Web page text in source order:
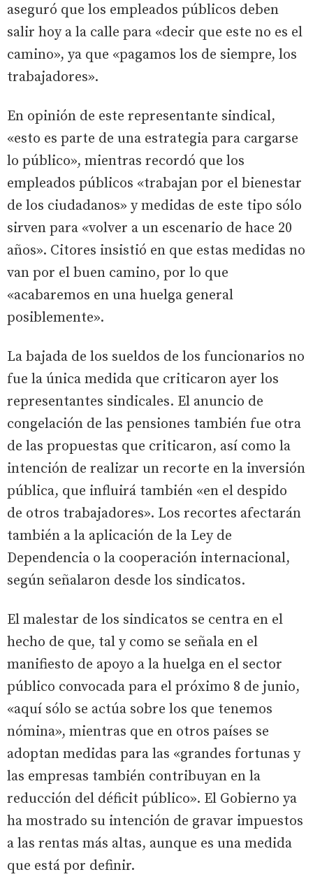
aseguró que los empleados públicos deben
salir hoy a la calle para «decir que este no es el
camino», ya que «pagamos los de siempre, los
trabajadores».
En opinión de este representante sindical,
«esto es parte de una estrategia para cargarse
lo público», mientras recordó que los
empleados públicos «trabajan por el bienestar
de los ciudadanos» y medidas de este tipo sólo
sirven para «volver a un escenario de hace 20
años». Citores insistió en que estas medidas no
van por el buen camino, por lo que
«acabaremos en una huelga general
posiblemente».
La bajada de los sueldos de los funcionarios no
fue la única medida que criticaron ayer los
representantes sindicales. El anuncio de
congelación de las pensiones también fue otra
de las propuestas que criticaron, así como la
intención de realizar un recorte en la inversión
pública, que influirá también «en el despido
de otros trabajadores». Los recortes afectarán
también a la aplicación de la Ley de
Dependencia o la cooperación internacional,
según señalaron desde los sindicatos.
El malestar de los sindicatos se centra en el
hecho de que, tal y como se señala en el
manifiesto de apoyo a la huelga en el sector
público convocada para el próximo 8 de junio,
«aquí sólo se actúa sobre los que tenemos
nómina», mientras que en otros países se
adoptan medidas para las «grandes fortunas y
las empresas también contribuyan en la
reducción del déficit público». El Gobierno ya
ha mostrado su intención de gravar impuestos
a las rentas más altas, aunque es una medida
que está por definir.